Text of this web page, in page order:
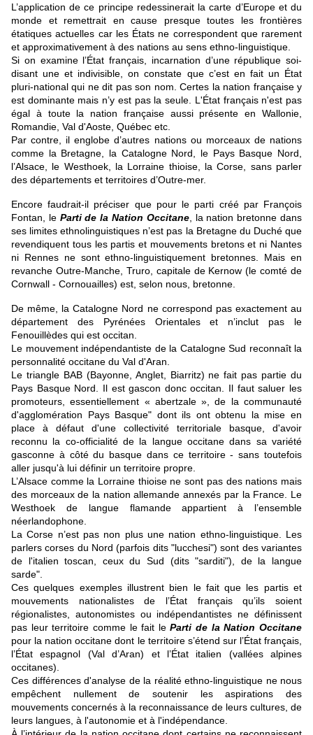
L’application de ce principe redessinerait la carte d’Europe et du
monde et remettrait en cause presque toutes les frontières
étatiques actuelles car les États ne correspondent que rarement
et approximativement à des nations au sens ethno-linguistique.
Si on examine l’État français, incarnation d’une république soi-
disant une et indivisible, on constate que c’est en fait un État
pluri-national qui ne dit pas son nom. Certes la nation française y
est dominante mais n’y est pas la seule. L'État français n'est pas
égal à toute la nation française aussi présente en Wallonie,
Romandie, Val d'Aoste, Québec etc.
Par contre, il englobe d’autres nations ou morceaux de nations
comme la Bretagne, la Catalogne Nord, le Pays Basque Nord,
l’Alsace, le Westhoek, la Lorraine thioise, la Corse, sans parler
des départements et territoires d’Outre-mer.
Encore faudrait-il préciser que pour le parti créé par François
Fontan, le Parti de la Nation Occitane, la nation bretonne dans
ses limites ethnolinguistiques n’est pas la Bretagne du Duché que
revendiquent tous les partis et mouvements bretons et ni Nantes
ni Rennes ne sont ethno-linguistiquement bretonnes. Mais en
revanche Outre-Manche, Truro, capitale de Kernow (le comté de
Cornwall - Cornouailles) est, selon nous, bretonne.
De même, la Catalogne Nord ne correspond pas exactement au
département des Pyrénées Orientales et n’inclut pas le
Fenouillèdes qui est occitan.
Le mouvement indépendantiste de la Catalogne Sud reconnaît la
personnalité occitane du Val d'Aran.
Le triangle BAB (Bayonne, Anglet, Biarritz) ne fait pas partie du
Pays Basque Nord. Il est gascon donc occitan. Il faut saluer les
promoteurs, essentiellement « abertzale », de la communauté
d'agglomération Pays Basque" dont ils ont obtenu la mise en
place à défaut d'une collectivité territoriale basque, d'avoir
reconnu la co-officialité de la langue occitane dans sa variété
gasconne à côté du basque dans ce territoire - sans toutefois
aller jusqu'à lui définir un territoire propre.
L’Alsace comme la Lorraine thioise ne sont pas des nations mais
des morceaux de la nation allemande annexés par la France. Le
Westhoek de langue flamande appartient à l’ensemble
néerlandophone.
La Corse n’est pas non plus une nation ethno-linguistique. Les
parlers corses du Nord (parfois dits "lucchesi") sont des variantes
de l'italien toscan, ceux du Sud (dits "sarditi"), de la langue
sarde".
Ces quelques exemples illustrent bien le fait que les partis et
mouvements nationalistes de l’État français qu’ils soient
régionalistes, autonomistes ou indépendantistes ne définissent
pas leur territoire comme le fait leParti de la Nation Occitane
pour la nation occitane dont le territoire s’étend sur l’État français,
l’État espagnol (Val d’Aran) et l’État italien (vallées alpines
occitanes).
Ces différences d'analyse de la réalité ethno-linguistique ne nous
empêchent nullement de soutenir les aspirations des
mouvements concernés à la reconnaissance de leurs cultures, de
leurs langues, à l'autonomie et à l'indépendance.